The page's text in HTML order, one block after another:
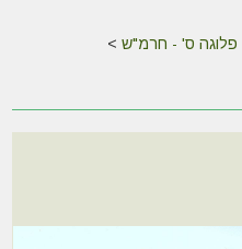
פלוגה ס' - חרמ"ש >